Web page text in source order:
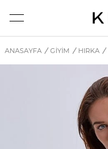
ANASAYFA / GİYİM / HIRKA /